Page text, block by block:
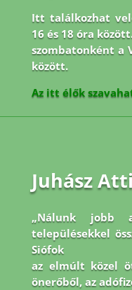
Itt találkozhat
16 és 18 óra
szombatonként a
között.
Az itt élők
Juhász
„Nálunk jobb
településekkel
Siófok
az elmúlt közel
önerőből, az